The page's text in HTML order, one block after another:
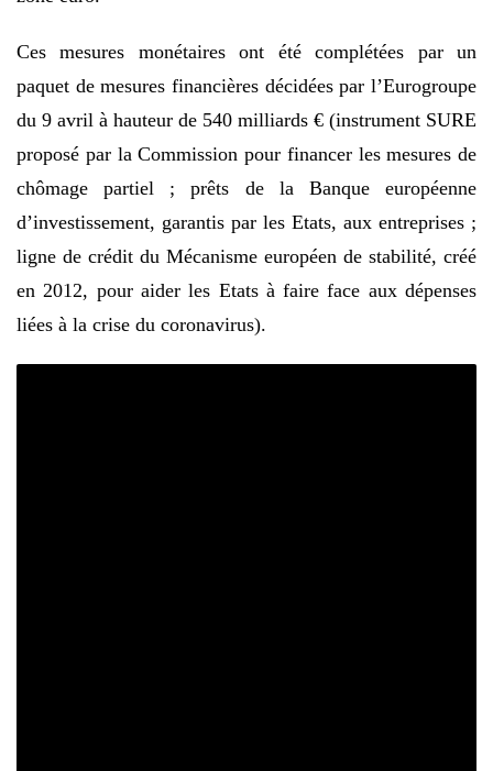
Ces mesures monétaires ont été complétées par un
paquet de mesures financières décidées par l’Eurogroupe
du 9 avril à hauteur de 540 milliards € (instrument SURE
proposé par la Commission pour financer les mesures de
chômage partiel ; prêts de la Banque européenne
d’investissement, garantis par les Etats, aux entreprises ;
ligne de crédit du Mécanisme européen de stabilité, créé
en 2012, pour aider les Etats à faire face aux dépenses
liées à la crise du coronavirus).